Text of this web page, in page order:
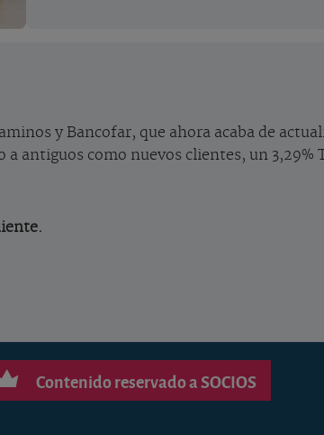
y Bancofar, que ahora acaba de
a antiguos como nuevos clientes, un
Contenido reservado a SOCIOS